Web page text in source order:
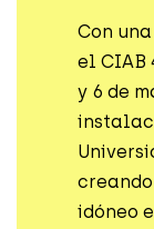
Con
el CIAB
y 6 de
idóneo